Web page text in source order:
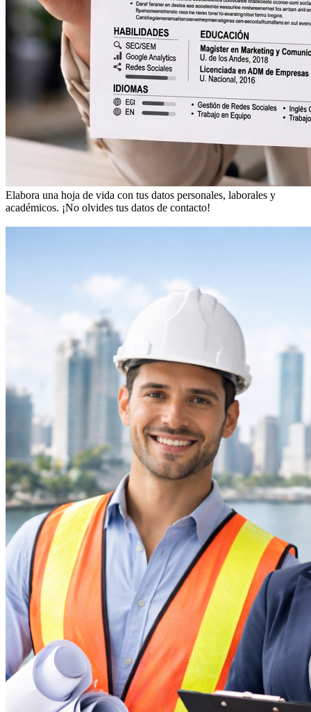
Elabora una hoja de vida con tus datos personales, laborales y
académicos. ¡No olvides tus datos de contacto!